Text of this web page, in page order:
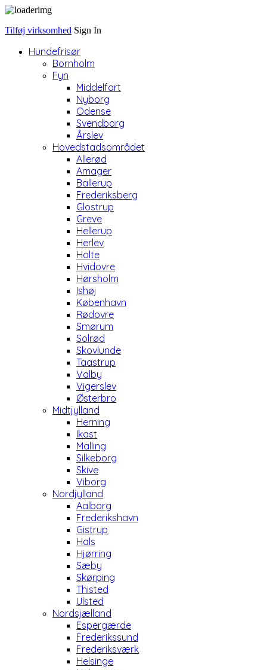
Tilføj virksomhed Sign In
Hundefrisør
Bornholm
Fyn
Middelfart
Nyborg
Odense
Svendborg
Årslev
Hovedstadsområdet
Allerød
Amager
Ballerup
Frederiksberg
Glostrup
Greve
Hellerup
Herlev
Holte
Hvidovre
Hørsholm
Ishøj
København
Rødovre
Smørum
Solrød
Skovlunde
Taastrup
Valby
Vigerslev
Østerbro
Midtjylland
Herning
Ikast
Malling
Silkeborg
Skive
Viborg
Nordjylland
Aalborg
Frederikshavn
Gistrup
Hals
Hjørring
Sæby
Skørping
Thisted
Ulsted
Nordsjælland
Espergærde
Frederikssund
Frederiksværk
Helsinge